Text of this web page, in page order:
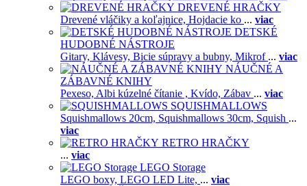
DREVENÉ HRAČKY
Drevené vláčiky a koľajnice, Hojdacie ko ... viac
DETSKÉ
HUDOBNÉ NÁSTROJE
Gitary, Klávesy, Bicie súpravy a bubny, Mikrof ... viac
NÁUČNÉ A
ZÁBAVNÉ KNIHY
Pexeso, Albi kúzelné čítanie , Kvído, Zábav ... viac
SQUISHMALLOWS
Squishmallows 20cm, Squishmallows 30cm, Squish ...
viac
RETRO HRAČKY
... viac
LEGO Storage
LEGO boxy, LEGO LED Lite, ... viac